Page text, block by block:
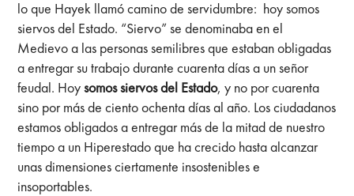
lo que Hayek llamó camino de servidumbre: hoy somos
siervos del Estado. “Siervo” se denominaba en el
Medievo a las personas semilibres que estaban obligadas
a entregar su trabajo durante cuarenta días a un señor
feudal. Hoysomos siervos del Estado, y no por cuarenta
sino por más de ciento ochenta días al año. Los ciudadanos
estamos obligados a entregar más de la mitad de nuestro
tiempo a un Hiperestado que ha crecido hasta alcanzar
unas dimensiones ciertamente insostenibles e
insoportables.